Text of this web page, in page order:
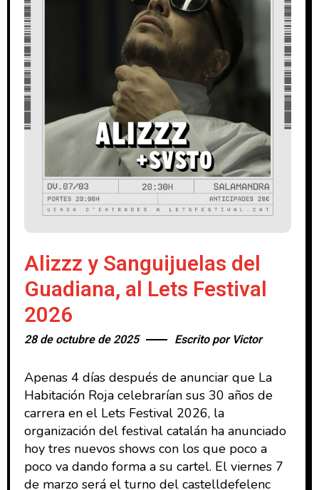
Alizzz y Sanguijuelas del
Guadiana, al Lets Festival
2026
28 de octubre de 2025 Escrito por Victor
Apenas 4 días después de anunciar que La
Habitación Roja celebrarían sus 30 años de
carrera en el Lets Festival 2026, la
organización del festival catalán ha anunciado
hoy tres nuevos shows con los que poco a
poco va dando forma a su cartel. El viernes 7
de marzo será el turno del castelldefelenc